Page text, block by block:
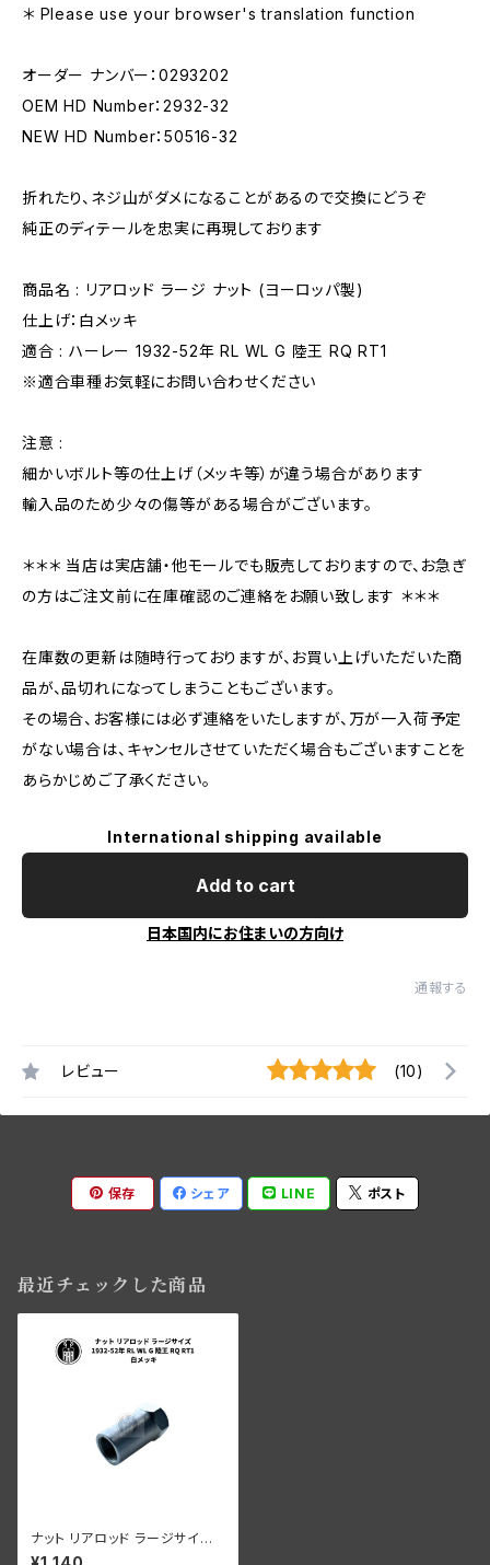
＊ Please use your browser's translation function
オーダー ナンバー：0293202
OEM HD Number：2932-32
NEW HD Number：50516-32
折れたり、ネジ山がダメになることがあるので交換にどうぞ
純正のディテールを忠実に再現しております
商品名 : リアロッド ラージ ナット (ヨーロッパ製)
仕上げ：白メッキ
適合 : ハーレー 1932-52年 RL WL G 陸王 RQ RT1
※適合車種お気軽にお問い合わせください
注意 :
細かいボルト等の仕上げ（メッキ等）が違う場合があります
輸入品のため少々の傷等がある場合がございます。
＊＊＊ 当店は実店舗・他モールでも販売しておりますので、お急ぎ
の方はご注文前に在庫確認のご連絡をお願い致します ＊＊＊
在庫数の更新は随時行っておりますが、お買い上げいただいた商
品が、品切れになってしまうこともございます。
その場合、お客様には必ず連絡をいたしますが、万が一入荷予定
がない場合は、キャンセルさせていただく場合もございますことを
あらかじめご了承ください。
International shipping available
Add to cart
日本国内にお住まいの方向け
通報する
レビュー (10)
保存 シェア LINE ポスト
最近チェックした商品
ナット リアロッド ラージサイズ
ハーレーダビッドソン 1932-52